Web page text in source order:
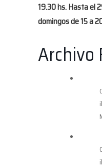
19.30 hs. Hasta el
domingos de 15 a
Archivo